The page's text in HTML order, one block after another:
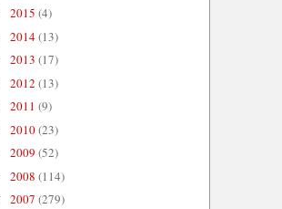
2015 (4)
2014(13)
2013 (17)
2012 (13)
2011 (9)
2010(23)
2009 (52)
2008 (114)
2007 (279)